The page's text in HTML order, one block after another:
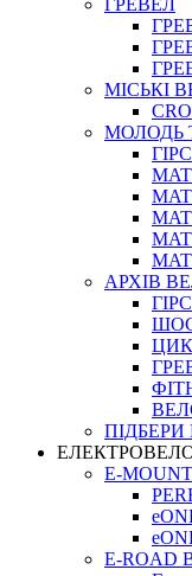
ГРЕВЕЛ
МІСЬКІ
МОЛОДЬ
АРХIВ
ПIДБЕРИ
E-
E-ROAD